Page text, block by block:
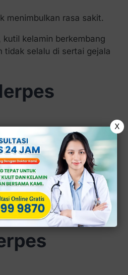
menimbulkan rasa sakit.
kutil kelamin berkembang
tidak selalu di sertai gejala
infeksi yang di sebabkan
Virus(HSV ), terutama HSV
tipe 1 juga dapat menjadi
kulit dan selaput lendir
X